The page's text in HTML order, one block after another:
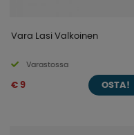
Vara Lasi Valkoinen
Varastossa
€ 9 OSTA!